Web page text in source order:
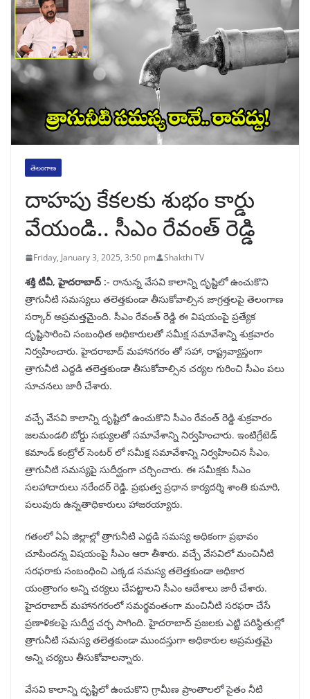
తెలంగాణ
దాహపు కేకలకు శుభం కార్డు
వేయండి.. సీఎం రేవంత్ రెడ్డి
Friday, January 3, 2025, 3:50 pm Shakthi TV
శక్తి టీవీ, హైదరాబాద్ :- రానున్న వేసవి కాలాన్ని దృష్టిలో ఉంచుకొని
త్రాగునీటి సమస్యలు తలెత్తకుండా తీసుకోవాల్సిన జాగ్రత్తలపై తెలంగాణ
సర్కార్ అప్రమత్తమైంది. సీఎం రేవంత్ రెడ్డి ఈ విషయంపై ప్రత్యేక
దృష్టిసారించి సంబంధిత అధికారులతో సమీక్ష సమావేశాన్ని శుక్రవారం
నిర్వహించారు. హైదరాబాద్ మహానగరం తో సహా, రాష్ట్రవ్యాప్తంగా
త్రాగునీటి ఎద్దడి తలెత్తకుండా తీసుకోవాల్సిన చర్యల గురించి సీఎం పలు
సూచనలు జారీ చేశారు.
వచ్చే వేసవి కాలాన్ని దృష్టిలో ఉంచుకొని సీఎం రేవంత్ రెడ్డి శుక్రవారం
జలమండలి బోర్డు సభ్యులతో సమావేశాన్ని నిర్వహించారు. ఇంటిగ్రేటెడ్
కమాండ్ కంట్రోల్ సెంటర్ లో సమీక్ష సమావేశాన్ని నిర్వహించిన సీఎం,
త్రాగునీటి సమస్యపై సుదీర్ఘంగా చర్చించారు. ఈ సమీక్షకు సీఎం
సలహాదారులు నరేందర్ రెడ్డి, ప్రభుత్వ ప్రధాన కార్యదర్శి శాంతి కుమారి,
పలువురు ఉన్నతాధికారులు హాజరయ్యారు.
గతంలో ఏఏ జిల్లాల్లో త్రాగునీటి ఎద్దడి సమస్య అధికంగా ప్రభావం
చూపిందన్న విషయంపై సీఎం ఆరా తీశారు. వచ్చే వేసవిలో మంచినీటి
సరఫరాకు సంబంధించి ఎక్కడ సమస్య తలెత్తకుండా అధికార
యంత్రాంగం అన్ని చర్యలు చేపట్టాలని సీఎం ఆదేశాలు జారీ చేశారు.
హైదరాబాద్ మహానగరంలో సమర్థవంతంగా మంచినీటి సరఫరా చేసే
ప్రణాళికలపై సుదీర్ఘ చర్చ సాగింది. హైదరాబాద్ ప్రజలకు ఎట్టి పరిస్థితుల్లో
త్రాగునీటి సమస్య తలెత్తకుండా ముందస్తుగా అధికారుల అప్రమత్తమై
అన్ని చర్యలు తీసుకోవాలన్నారు.
వేసవి కాలాన్ని దృష్టిలో ఉంచుకొని గ్రామీణ ప్రాంతాలలో సైతం నీటి